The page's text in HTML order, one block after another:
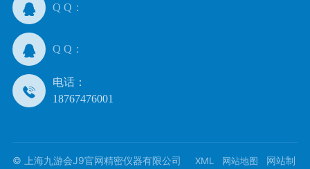
Q Q：
Q Q：
电话：
18767476001
XML 网站地图 网站制